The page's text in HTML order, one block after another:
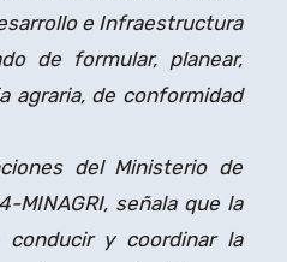
e Infraestructura
de formular, planear,
agraria, de conformidad
del Ministerio de
MINAGRI, señala que la
conducir y coordinar la